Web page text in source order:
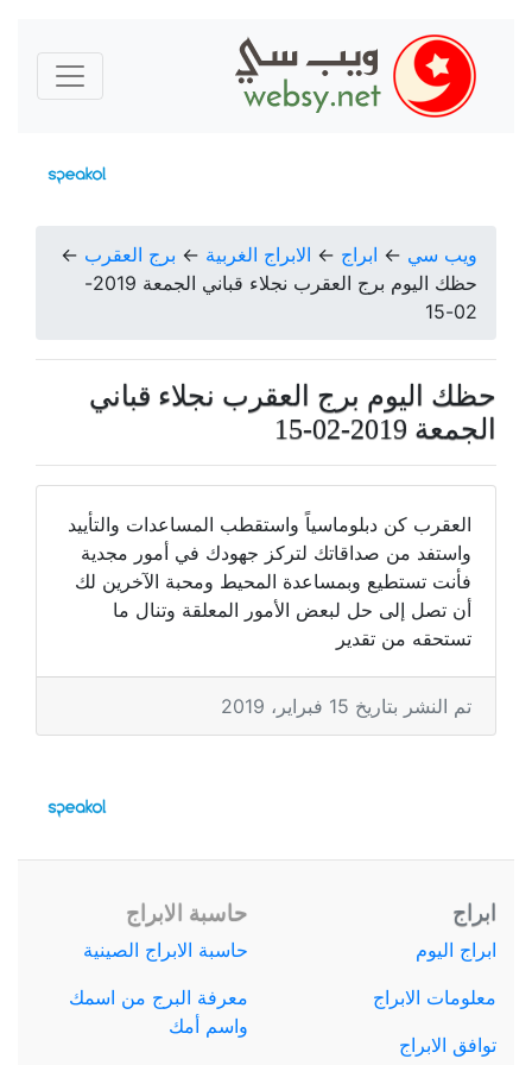
ويب سي ← ابراج ← الابراج الغربية ← برج العقرب ←
حظك اليوم برج العقرب نجلاء قباني الجمعة 2019-
02-15
حظك اليوم برج العقرب نجلاء قباني
الجمعة 2019-02-15
العقرب كن دبلوماسياً واستقطب المساعدات والتأييد
واستفد من صداقاتك لتركز جهودك في أمور مجدية
فأنت تستطيع وبمساعدة المحيط ومحبة الآخرين لك
أن تصل إلى حل لبعض الأمور المعلقة وتنال ما
تستحقه من تقدير
تم النشر بتاريخ 15 فبراير، 2019
ابراج
ابراج اليوم
معلومات الابراج
توافق الابراج
حاسبة الابراج
حاسبة الابراج الصينية
معرفة البرج من اسمك
واسم أمك